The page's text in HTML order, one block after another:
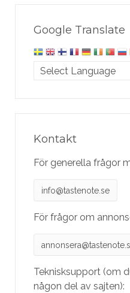
Google Translate
Kontakt
För generella frågor
info@tastenote.se
För frågor om
Teknisksupport (om
någon del av sajten):